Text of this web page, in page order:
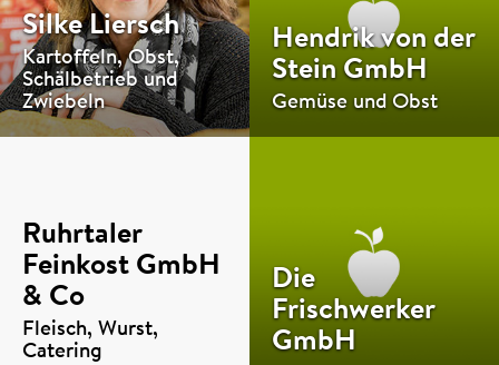
Silke Liersch
Kartoffeln, Obst,
Schälbetrieb und
Zwiebeln
Hendrik von der
Stein GmbH
Gemüse und Obst
Ruhrtaler
Feinkost GmbH
& Co
Fleisch, Wurst,
Catering
Die
Frischwerker
GmbH